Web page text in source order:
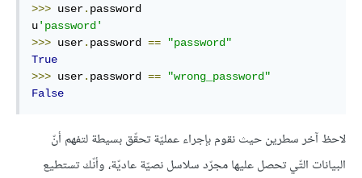
>>> user. password
u'password'
>>> user. password ==
"password"
True
>>> user. password ==
"wrong_password"
False
لاحظ آخر سطرين حيث نقوم بإجراء عمليّة تحقّق بسيطة لتفهم أنّ
البيانات التّي تحصل عليها مجرّد سلاسل نصيّة عاديّة، وأنّك تستطيع